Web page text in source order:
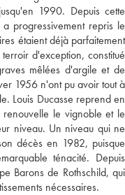
1990. Depuis cette
progressivement repris le
étaient déjà parfaitement
d'exception, constitué
mêlées d'argile et de
1956 n'ont pu avoir tout à
Louis Ducasse reprend en
le vignoble et le
niveau. Un niveau qui ne
décès en 1982, puisque
ténacité. Depuis
Barons de Rothschild, qui
nécessaires.